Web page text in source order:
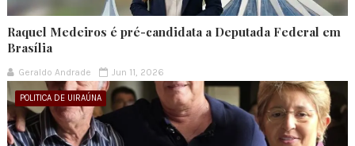
Raquel Medeiros é pré-candidata a Deputada Federal em
Brasília
Geraldo Andrade Jun 11, 2026
POLITICA DE UIRAÚNA